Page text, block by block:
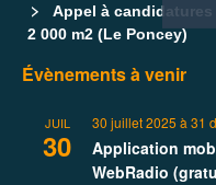
Appel à
2 000 m2 (Le Poncey)
Évènements à venir
JUIL
30
30 juillet 2025 à 31
Application
WebRadio